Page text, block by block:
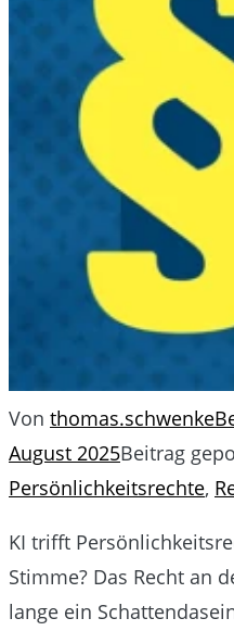
Von thomas.schwenke
August 2025Beitrag
Persönlichkeitsrechte,
KI trifft
Stimme? Das Recht an
lange ein